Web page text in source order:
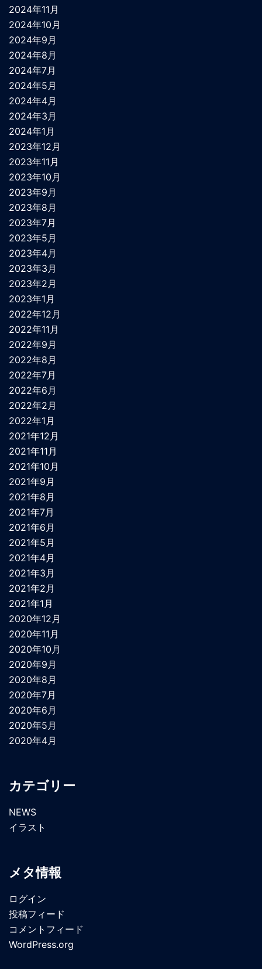
2024年11月
2024年10月
2024年9月
2024年8月
2024年7月
2024年5月
2024年4月
2024年3月
2024年1月
2023年12月
2023年11月
2023年10月
2023年9月
2023年8月
2023年7月
2023年5月
2023年4月
2023年3月
2023年2月
2023年1月
2022年12月
2022年11月
2022年9月
2022年8月
2022年7月
2022年6月
2022年2月
2022年1月
2021年12月
2021年11月
2021年10月
2021年9月
2021年8月
2021年7月
2021年6月
2021年5月
2021年4月
2021年3月
2021年2月
2021年1月
2020年12月
2020年11月
2020年10月
2020年9月
2020年8月
2020年7月
2020年6月
2020年5月
2020年4月
カテゴリー
NEWS
イラスト
メタ情報
ログイン
投稿フィード
コメントフィード
WordPress.org